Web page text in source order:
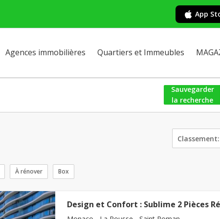
App
Agences immobilières Quartiers et Immeubles
Classement:
Sauvegarder
la recherche
À rénover Box
Design et Confort : Sublime 2 Pièces